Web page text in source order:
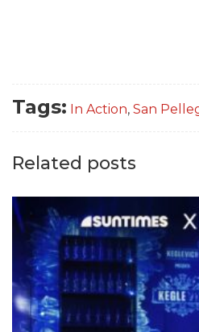
Tags: In Action, San
Related posts